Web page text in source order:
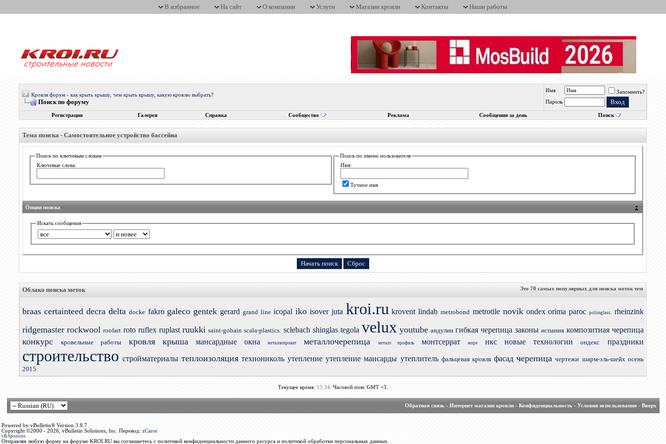
В избранное На сайт О компании Услуги Магазин кровли Контакты Наши работы
Кровля форум - как крыть крышу, чем крыть крышу, какую кровлю выбрать?
Поиск по форуму
Имя
Запомнить?
Пароль
Регистрация Галерея Справка Сообщество Реклама Сообщения за день Поиск
Тема поиска -Самостоятельное устройство бассейна
Поиск по ключевым словам
Ключевые слова:
Поиск по имени пользователя
Имя:
Точное имя
Опции поиска
Искать сообщения
Это 70 самых популярных для поиска меток тем
Облако поиска меток
braas certainteed decra delta docke fakro galeco gentek gerard grand line icopal iko isover juta kroi.ru krovent lindab metrobond metrotile novik ondex orima paroc polimglass. rheinzink
ridgemaster rockwool roofart roto ruflex ruplast ruukki saint-gobain scala-plastics. sclebach shinglas tegola velux youtube андулин гибкая черепица законы испания композитная черепица
конкурс кровельные работы кровля крыша мансардные окна металлопрокат металлочерепица металл профиль монтсеррат море нкс новые технологии ондекс праздники
строительство стройматериалы теплоизоляция технониколь утепление утепление мансарды утеплитель фальцевая кровля фасад черепица чертежи шарм-эль-шейх осень
2015
Текущее время: 13:34. Часовой пояс GMT +3.
Обратная связь- Интернет магазин кровли- Конфиденциальность- Условия использования- Вверх
Powered by vBulletin® Version 3.8.7
Copyright ©2000 - 2026, vBulletin Solutions, Inc. Перевод: zCarot
vB.Sponsors
Отправляя любую форму на форуме KROI.RU вы соглашаетесь с политикой конфиденциальности данного ресурса и политикой обработки персональных данных.